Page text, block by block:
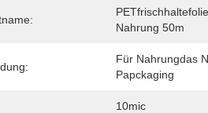
Nahrung 50m
Für Nahrungdas
Papckaging
10mic